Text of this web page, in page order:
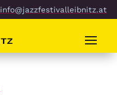
info@jazzfestivalleibnitz.at